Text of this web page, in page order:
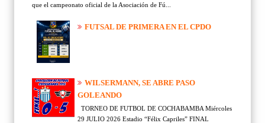
que el campeonato oficial de la Asociación de Fú...
FUTSAL DE PRIMERA EN EL CPDO
WILSERMANN, SE ABRE PASO
GOLEANDO
TORNEO DE FUTBOL DE COCHABAMBA Miércoles
29 JULIO 2026 Estadio “Félix Capriles” FINAL